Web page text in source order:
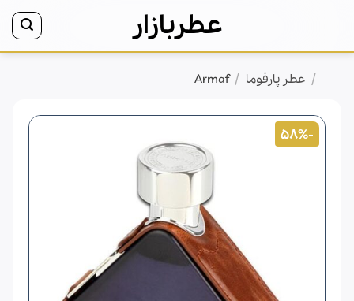
content
عطربازار
/ عطر پارفوما /
Armaf
-58%